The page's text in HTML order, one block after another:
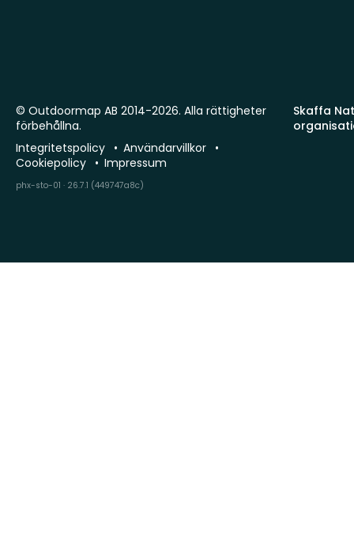
Skaffa
© Outdoormap AB 2014-2026. Alla rättigheter
förbehållna.
Integritetspolicy
Användarvillkor
Cookiepolicy
Impressum
phx-sto-01 · 26.7.1 (449747a8c)